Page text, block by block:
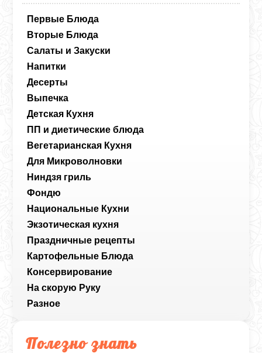
Первые Блюда
Вторые Блюда
Салаты и Закуски
Напитки
Десерты
Выпечка
Детская Кухня
ПП и диетические блюда
Вегетарианская Кухня
Для Микроволновки
Ниндзя гриль
Фондю
Национальные Кухни
Экзотическая кухня
Праздничные рецепты
Картофельные Блюда
Консервирование
На скорую Руку
Разное
Полезно знать